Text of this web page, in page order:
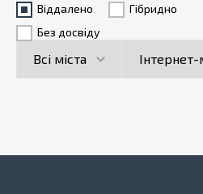
Віддалено
Гiбридно
Без досвіду